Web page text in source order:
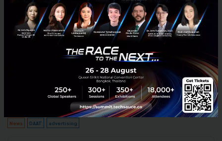
แพลตฟอร์มใหม่ ๆ เพิ่มมากขึ้น การรายงานผลในปีนี้จะมี
การเพิ่มโฆษณาในส่วนของ ติ๊กต๊อก (TikTok) และ
อีคอมเมิร์ซ (E-commerce) เข้ามาเพื่อสะท้อนให้เห็นถึง
พฤติกรรมดิจิทัลของผู้บริโภคที่ใช้งานแพลตฟอร์มเหล่านี้
มากขึ้น และเป็นอีกทางเลือกหนึ่งให้กับนักการตลาด”
News DAAT advertising